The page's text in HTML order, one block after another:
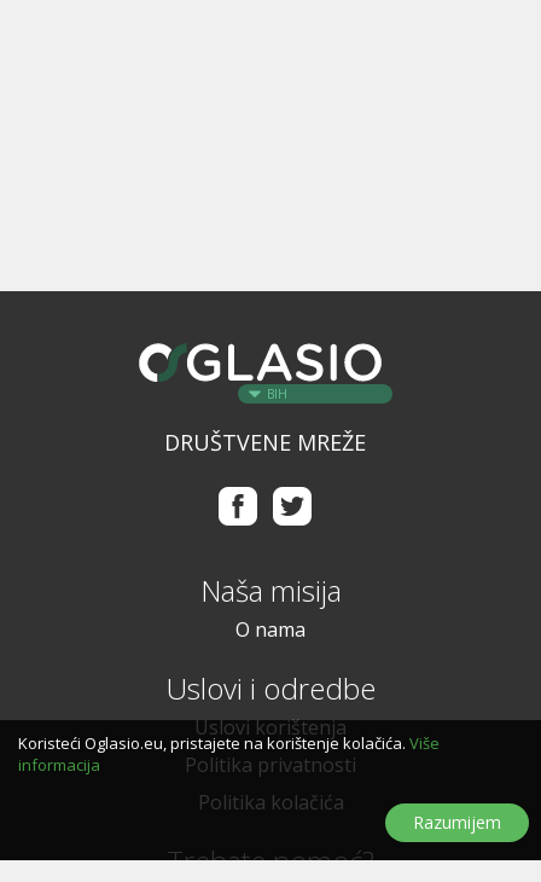
BIH
DRUŠTVENE MREŽE
Naša misija
O nama
Uslovi i odredbe
Uslovi korištenja
Politika privatnosti
Politika kolačića
Trebate pomoć?
Koristeći Oglasio.eu, pristajete na korištenje kolačića. Više
informacija
Razumijem